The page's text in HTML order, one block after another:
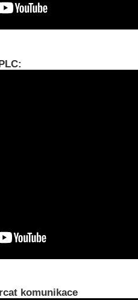
komunikace